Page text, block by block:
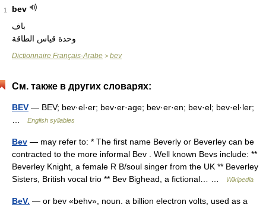
1
bev
باف
وحدة قياس الطاقة
Dictionnaire Français-Arabe > bev
См. также в других словарях:
BEV — BEV; bev·el·er; bev·er·age; bev·er·en; bev·el; bev·el·ler;
English syllables
Bev — may refer to: * The first name Beverly or Beverley can be
contracted to the more informal Bev . Well known Bevs include: **
Beverley Knight, a female R B/soul singer from the UK ** Beverley
Sisters, British vocal trio ** Bev Bighead, a fictional… …
Wikipedia
BeV. — or bev «behv», noun. a billion electron volts, used as a